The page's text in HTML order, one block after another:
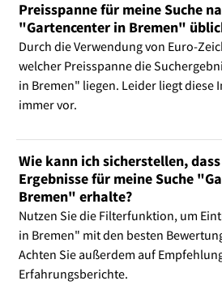
Preisspanne für meine Suche
"Gartencenter in Bremen"
Durch die Verwendung von Euro-
welcher Preisspanne die
in Bremen" liegen. Leider liegt diese
immer vor.
Wie kann ich sicherstellen,
Ergebnisse für meine Suche
Bremen" erhalte?
Nutzen Sie die Filterfunktion, um
in Bremen" mit den besten
Achten Sie außerdem auf
Erfahrungsberichte.